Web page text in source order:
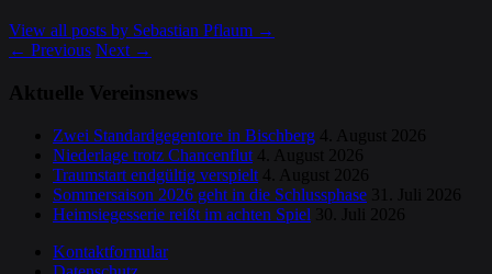
View all posts by Sebastian Pflaum →
← Previous Next →
Aktuelle Vereinsnews
Zwei Standardgegentore in Bischberg 4. August 2026
Niederlage trotz Chancenflut 4. August 2026
Traumstart endgültig verspielt 4. August 2026
Sommersaison 2026 geht in die Schlussphase 31. Juli 2026
Heimsiegesserie reißt im achten Spiel
30. Juli 2026
Kontaktformular